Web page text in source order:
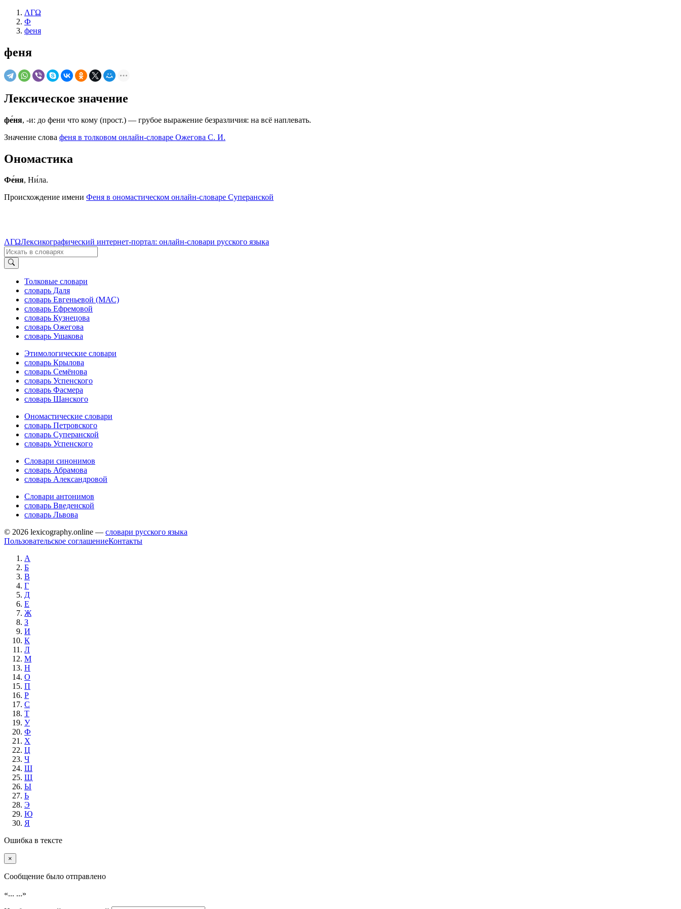
ΛΓΩ
Ф
феня
феня
Лексическое значение
фе́ня, -и: до фени что кому (прост.) — грубое выражение безразличия: на всё наплевать.
Значение слова феня в толковом онлайн-словаре Ожегова C. И.
Ономастика
Фе́ня, Ни́ла.
Происхождение имени Феня в ономастическом онлайн-словаре Суперанской
ΛΓΩЛексикографический интернет-портал: онлайн-словари русского языка
Толковые словари
словарь Даля
словарь Евгеньевой (МАС)
словарь Ефремовой
словарь Кузнецова
словарь Ожегова
словарь Ушакова
Этимологические словари
словарь Крылова
словарь Семёнова
словарь Успенского
словарь Фасмера
словарь Шанского
Ономастические словари
словарь Петровского
словарь Суперанской
словарь Успенского
Словари синонимов
словарь Абрамова
словарь Александровой
Словари антонимов
словарь Введенской
словарь Львова
© 2026 lexicography.online — словари русского языка
Пользовательское соглашениеКонтакты
А
Б
В
Г
Д
Е
Ж
З
И
К
Л
М
Н
О
П
Р
С
Т
У
Ф
Х
Ц
Ч
Ш
Щ
Ы
Ь
Э
Ю
Я
Ошибка в тексте
×
Cообщение было отправлено
«... ...»